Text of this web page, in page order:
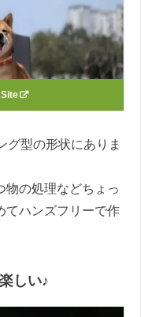
グ型の形状にありま
物の処理などちょっ
てハンズフリーで作
しい♪